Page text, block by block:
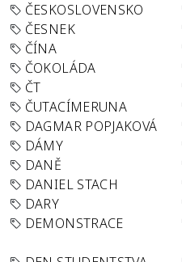
ČESKOSLOVENSKO
ČESNEK
ČÍNA
ČOKOLÁDA
ČT
ČUTACÍMERUNA
DAGMAR POPJAKOVÁ
DÁMY
DANĚ
DANIEL STACH
DARY
DEMONSTRACE